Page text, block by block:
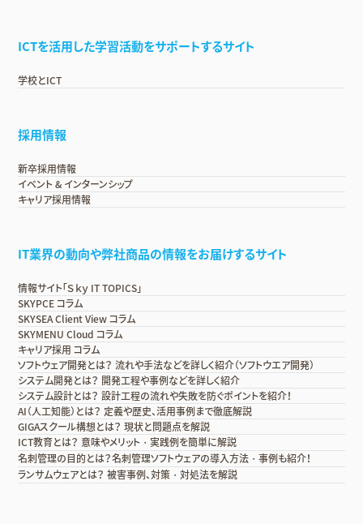
ICTを活用した学習活動をサポートするサイト
学校とICT
採用情報
新卒採用情報
イベント & インターンシップ
キャリア採用情報
IT業界の動向や弊社商品の情報をお届けするサイト
情報サイト「Ｓｋｙ IT TOPICS」
SKYPCE コラム
SKYSEA Client View コラム
SKYMENU Cloud コラム
キャリア採用 コラム
ソフトウェア開発とは？ 流れや手法などを詳しく紹介（ソフトウエア開発）
システム開発とは？ 開発工程や事例などを詳しく紹介
システム設計とは？ 設計工程の流れや失敗を防ぐポイントを紹介！
AI（人工知能）とは？ 定義や歴史、活用事例まで徹底解説
GIGAスクール構想とは？ 現状と問題点を解説
ICT教育とは？ 意味やメリット・実践例を簡単に解説
名刺管理の目的とは？名刺管理ソフトウェアの導入方法・事例も紹介！
ランサムウェアとは？ 被害事例、対策・対処法を解説